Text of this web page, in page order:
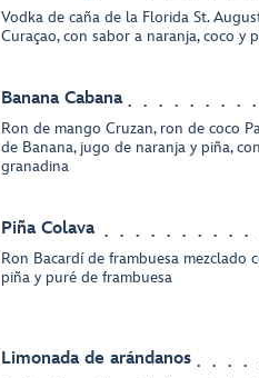
Vodka de caña de la Florida St.
Curaçao, con sabor a naranja, coco y
Banana Cabana
Ron de mango Cruzan, ron de coco
de Banana, jugo de naranja y piña,
granadina
Piña Colava
Ron Bacardí de frambuesa mezclado
piña y puré de frambuesa
Limonada de arándanos